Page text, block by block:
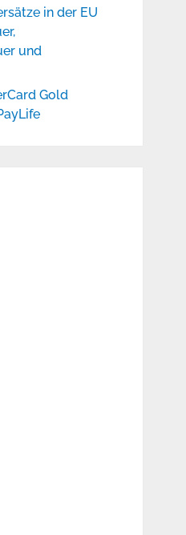
in der EU
und
Gold